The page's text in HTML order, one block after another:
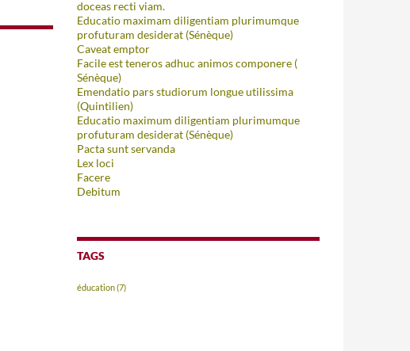
doceas recti viam.
Educatio maximam diligentiam plurimumque
profuturam desiderat (Sénèque)
Caveat emptor
Facile est teneros adhuc animos componere (
Sénèque)
Emendatio pars studiorum longue utilissima
(Quintilien)
Educatio maximum diligentiam plurimumque
profuturam desiderat (Sénèque)
Pacta sunt servanda
Lex loci
Facere
Debitum
TAGS
éducation(7)